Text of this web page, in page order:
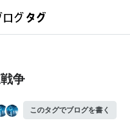
争
このタグでブログを書く